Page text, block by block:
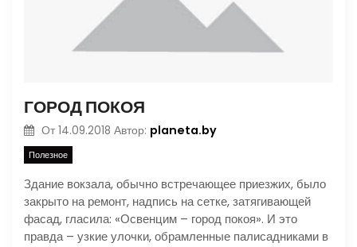
ГОРОД ПОКОЯ
От 14.09.2018 Автор: planeta.by
Полезное
Здание вокзала, обычно встречающее приезжих, было
закрыто на ремонт, надпись на сетке, затягивающей
фасад, гласила: «Освенцим – город покоя». И это
правда – узкие улочки, обрамленные палисадниками в